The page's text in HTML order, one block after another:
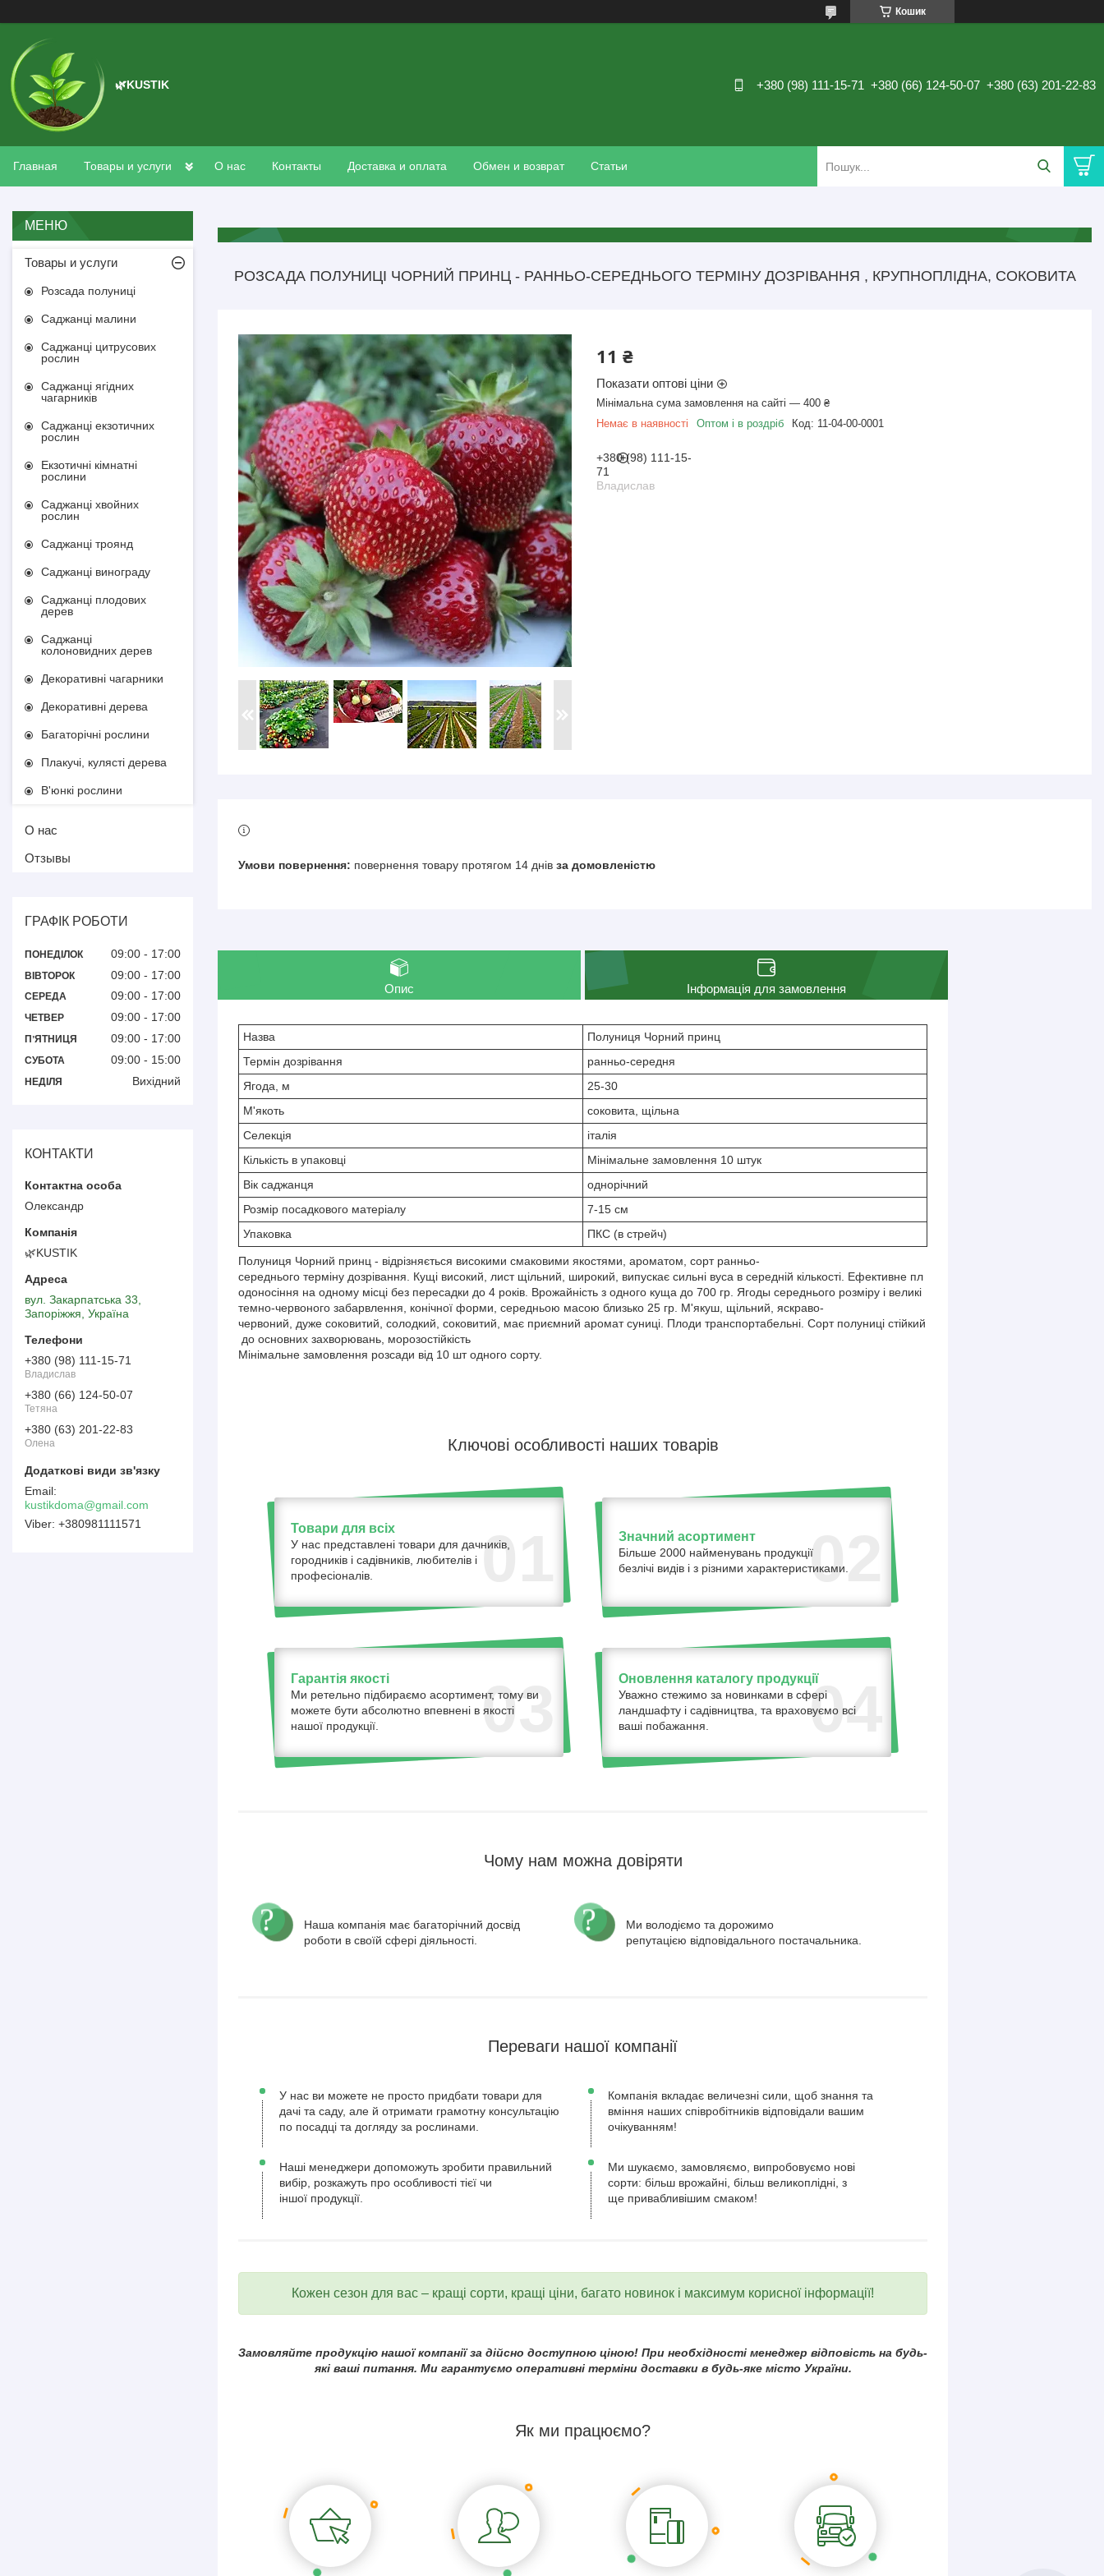
Кошик
🌿KUSTIK +380 (98) 111-15-71 +380 (66) 124-50-07 +380 (63) 201-22-83
Главная Товары и услуги О нас Контакты Доставка и оплата Обмен и возврат Статьи
РОЗСАДА ПОЛУНИЦІ ЧОРНИЙ ПРИНЦ - РАННЬО-СЕРЕДНЬОГО ТЕРМІНУ ДОЗРІВАННЯ , КРУПНОПЛІДНА, СОКОВИТА
11 ₴
Показати оптові ціни
Мінімальна сума замовлення на сайті — 400 ₴
Немає в наявності
Оптом і в роздріб Код: 11-04-00-0001
+380 (98) 111-15-
71
Владислав
повернення товару протягом 14 днів за домовленістю
Опис Інформація для замовлення
Назва
Полуниця Чорний принц
Термін дозрівання
ранньо-середня
Ягода, м
25-30
М'якоть
соковита, щільна
Селекція
італія
Кількість в упаковці
Мінімальне замовлення 10 штук
Вік саджанця
однорічний
Розмір посадкового матеріалу
7-15 см
Упаковка
ПКС (в стрейч)
Полуниця Чорний принц - відрізняється високими смаковими якостями, ароматом, сорт ранньо-
середнього терміну дозрівання. Кущі високий, лист щільний, широкий, випускає сильні вуса в середній кількості. Ефективне пл
одоносіння на одному місці без пересадки до 4 років. Врожайність з одного куща до 700 гр. Ягоды середнього розміру і великі
темно-червоного забарвлення, конічної форми, середньою масою близько 25 гр. М'якуш, щільний, яскраво-
червоний, дуже соковитий, солодкий, соковитий, має приємний аромат суниці. Плоди транспортабельні. Сорт полуниці стійкий
до основних захворювань, морозостійкість
Мінімальне замовлення розсади від 10 шт одного сорту.
Ключові особливості наших товарів
01
Товари для всіх
У нас представлені товари для дачників,
городників і садівників, любителів і
професіоналів.
02
Значний асортимент
Більше 2000 найменувань продукції
безлічі видів і з різними характеристиками.
03
Гарантія якості
Ми ретельно підбираємо асортимент, тому ви
можете бути абсолютно впевнені в якості
нашої продукції.
04
Оновлення каталогу продукції
Уважно стежимо за новинками в сфері
ландшафту і садівництва, та враховуємо всі
ваші побажання.
Чому нам можна довіряти
Наша компанія має багаторічний досвід
роботи в своїй сфері діяльності.
Ми володіємо та дорожимо
репутацією відповідального постачальника.
Переваги нашої компанії
У нас ви можете не просто придбати товари для
дачі та саду, але й отримати грамотну консультацію
по посадці та догляду за рослинами.
Компанія вкладає величезні сили, щоб знання та
вміння наших співробітників відповідали вашим
очікуванням!
Наші менеджери допоможуть зробити правильний
вибір, розкажуть про особливості тієї чи
іншої продукції.
Ми шукаємо, замовляємо, випробовуємо нові
сорти: більш врожайні, більш великоплідні, з
ще привабливішим смаком!
Кожен сезон для вас – кращі сорти, кращі ціни, багато новинок і максимум корисної інформації!
Замовляйте продукцію нашої компанії за дійсно доступною ціною! При необхідності менеджер відповість на будь-
які ваші питання. Ми гарантуємо оперативні терміни доставки в будь-яке місто України.
Як ми працюємо?
Товары и услуги
Розсада полуниці
Саджанці малини
Саджанці цитрусових
рослин
Саджанці ягідних
чагарників
Саджанці екзотичних
рослин
Екзотичні кімнатні
рослини
Саджанці хвойних
рослин
Саджанці троянд
Саджанці винограду
Саджанці плодових
дерев
Саджанці
колоновидних дерев
Декоративні чагарники
Декоративні дерева
Багаторічні рослини
Плакучі, кулясті дерева
В'юнкі рослини
О нас
Отзывы
ГРАФІК РОБОТИ
ПОНЕДІЛОК 09:00 17:00
ВІВТОРОК 09:00 17:00
СЕРЕДА 09:00 17:00
ЧЕТВЕР 09:00 17:00
ПʼЯТНИЦЯ 09:00 17:00
СУБОТА 09:00 15:00
НЕДІЛЯ Вихідний
КОНТАКТИ
Олександр
🌿KUSTIK
вул. Закарпатська 33,
Запоріжжя, Україна
+380 (98) 111-15-71
Владислав
+380 (66) 124-50-07
Тетяна
+380 (63) 201-22-83
Олена
kustikdoma@gmail.com
+380981111571